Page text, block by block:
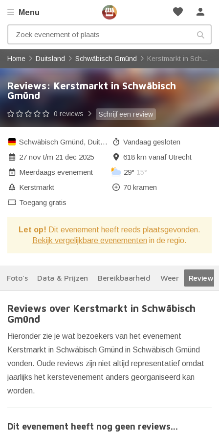
favorite person
Menu
Home Duitsland Schwäbisch Gmünd Kerstmarkt in Schwäbisch Gmünd
Reviews: Kerstmarkt in Schwäbisch
Gmünd
0 reviews Schrijf een review
Schwäbisch Gmünd, Duitsland
27 novt/m 21 dec 2025
Meerdaags evenement
Kerstmarkt
Toegang gratis
Vandaag gesloten
618 km vanaf Utrecht
29° 15°
70 kramen
Let op! Dit evenement heeft reeds plaatsgevonden.
Bekijk vergelijkbare evenementen in de regio.
Foto's Data & Prijzen Bereikbaarheid Weer Reviews
Reviews over Kerstmarkt in Schwäbisch
Gmünd
Hieronder zie je wat bezoekers van het evenement
Kerstmarkt in Schwäbisch Gmünd in Schwäbisch Gmünd
vonden. Oude reviews zijn niet altijd representatief omdat
jaarlijks het kerstevenement anders georganiseerd kan
worden.
Dit evenement heeft nog geen reviews...